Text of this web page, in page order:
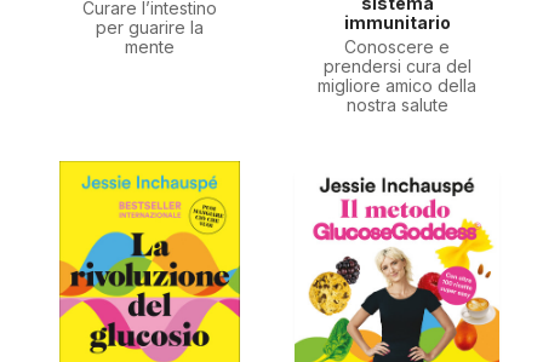
Curare l’intestino
per guarire la
mente
immunitario
Conoscere e
prendersi cura del
migliore amico della
nostra salute